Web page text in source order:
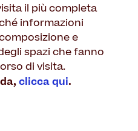
il più completa
informazioni
e
spazi che fanno
di visita.
clicca qui.